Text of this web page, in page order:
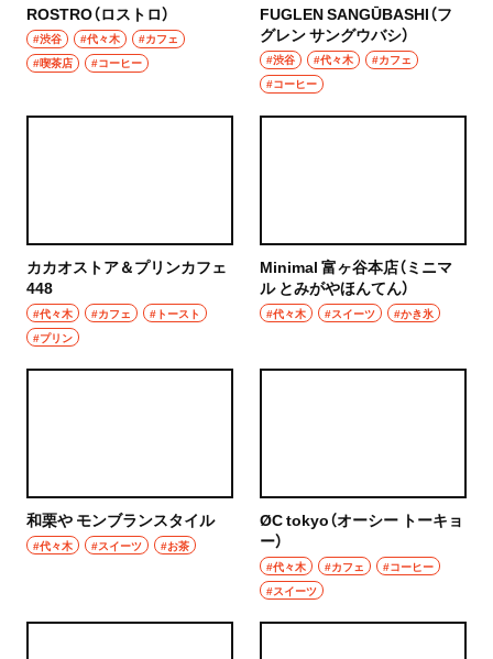
ROSTRO（ロストロ）
#渋谷 #代々木
#カフェ
#喫茶店
#コーヒー
FUGLEN SANGŪBASHI（フ
グレン サングウバシ）
#渋谷 #代々木
#カフェ
#コーヒー
カカオストア＆プリンカフェ
448
#代々木 #カフェ
#トースト
#プリン
Minimal 富ヶ谷本店（ミニマ
ル とみがやほんてん）
#代々木 #スイーツ #かき氷
和栗や モンブランスタイル
#代々木 #スイーツ #お茶
ØC tokyo（オーシー トーキョ
ー）
#代々木 #カフェ
#コーヒー
#スイーツ